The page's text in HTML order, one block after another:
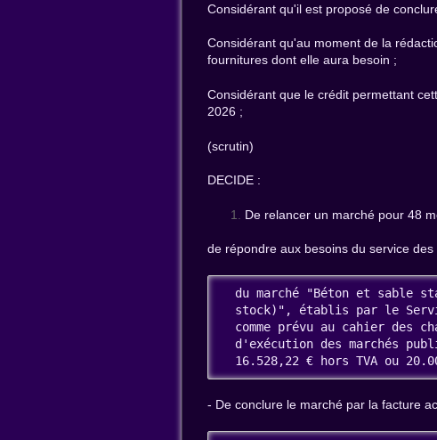
Considérant qu'il est proposé de
Considérant qu'au moment de la
fournitures dont elle aura besoin ;
Considérant que le crédit permettant
2026 ;
(scrutin)
DECIDE :
De relancer un marché pour 48
de répondre aux besoins du service
du marché "Béton et sable
stock)", établis par le
comme prévu au cahier des
d'exécution des marchés
16.528,22 € hors TVA ou
- De conclure le marché par la facture